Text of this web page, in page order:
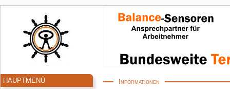
HAUPTMENÜ Informationen